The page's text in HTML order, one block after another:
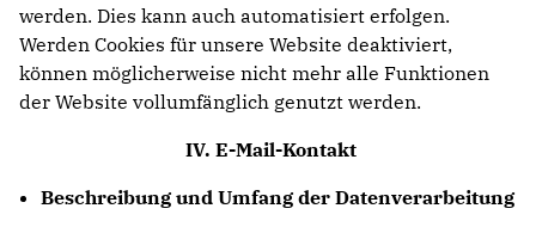
werden. Dies kann auch automatisiert erfolgen.
Werden Cookies für unsere Website deaktiviert,
können möglicherweise nicht mehr alle Funktionen
der Website vollumfänglich genutzt werden.
IV. E-Mail-Kontakt
Beschreibung und Umfang der Datenverarbeitung